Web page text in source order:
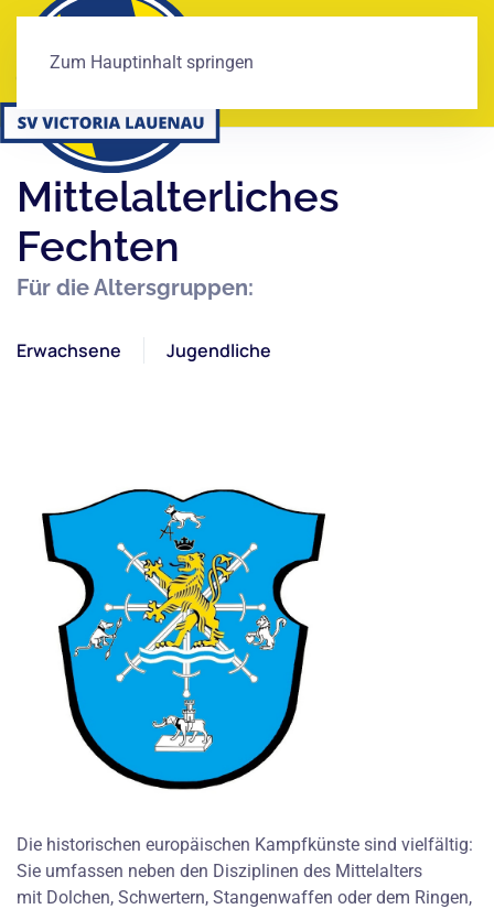
Zum Hauptinhalt springen
Mittelalterliches
Fechten
Für die Altersgruppen:
Erwachsene Jugendliche
Die historischen europäischen Kampfkünste sind vielfältig:
Sie umfassen neben den Disziplinen des Mittelalters
mit Dolchen, Schwertern, Stangenwaffen oder dem Ringen,